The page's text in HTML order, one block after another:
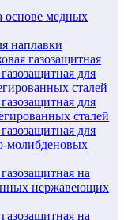
основе медных
наплавки
газозащитная
для
сталей
для
сталей
для
молибденовых
на
нержавеющих
на